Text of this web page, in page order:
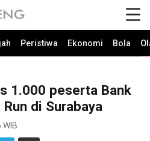
Peristiwa Ekonomi Bola
1.000 peserta Bank
di Surabaya